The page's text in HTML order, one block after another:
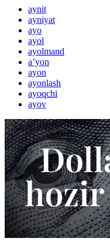
aynit
ayniyat
ayo
ayol
ayolmand
aʼyon
ayon
ayonlash
ayoqchi
ayov